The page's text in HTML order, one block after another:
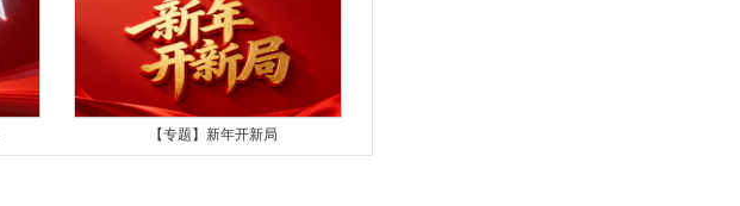
【专题】新年开新局